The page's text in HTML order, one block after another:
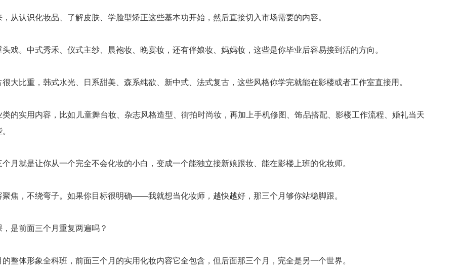
从认识化妆品、了解皮肤、学脸型矫正这些基本功开始，然后直接切入市场需要的内容。
头戏。中式秀禾、仪式主纱、晨袍妆、晚宴妆，还有伴娘妆、妈妈妆，这些是你毕业后容易接到活的方向。
大比重，韩式水光、日系甜美、森系纯欲、新中式、法式复古，这些风格你学完就能在影楼或者工作室直接用。
类的实用内容，比如儿童舞台妆、杂志风格造型、街拍时尚妆，再加上手机修图、饰品搭配、影楼工作流程、婚礼当天
月就是让你从一个完全不会化妆的小白，变成一个能独立接新娘跟妆、能在影楼上班的化妆师。
聚焦，不绕弯子。如果你目标很明确——我就想当化妆师，越快越好，那三个月够你站稳脚跟。
是前面三个月重复两遍吗？
整体形象全科班，前面三个月的实用化妆内容它全包含，但后面那三个月，完全是另一个世界。